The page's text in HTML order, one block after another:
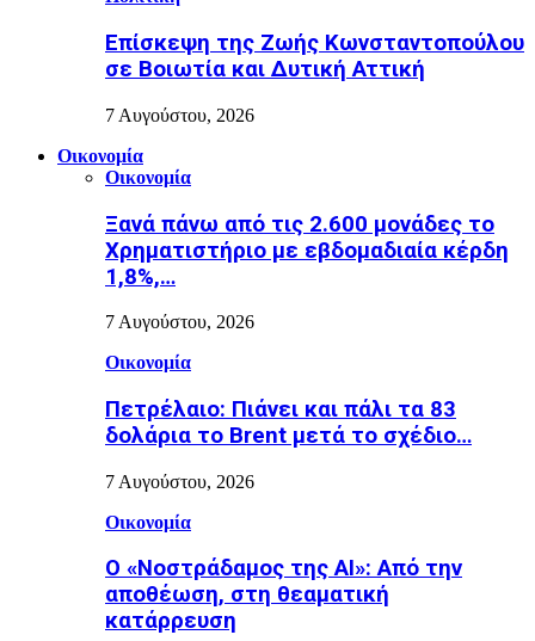
Επίσκεψη της Ζωής Κωνσταντοπούλου
σε Βοιωτία και Δυτική Αττική
7 Αυγούστου, 2026
Οικονομία
Οικονομία
Ξανά πάνω από τις 2.600 μονάδες το
Χρηματιστήριο με εβδομαδιαία κέρδη
1,8%,…
7 Αυγούστου, 2026
Οικονομία
Πετρέλαιο: Πιάνει και πάλι τα 83
δολάρια το Brent μετά το σχέδιο…
7 Αυγούστου, 2026
Οικονομία
Ο «Νοστράδαμος της AI»: Από την
αποθέωση, στη θεαματική
κατάρρευση